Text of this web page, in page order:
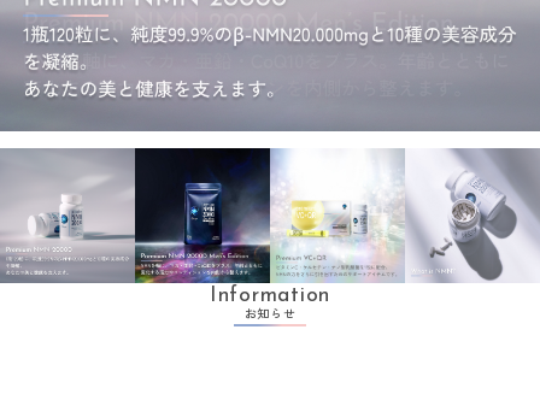
Information
お知らせ